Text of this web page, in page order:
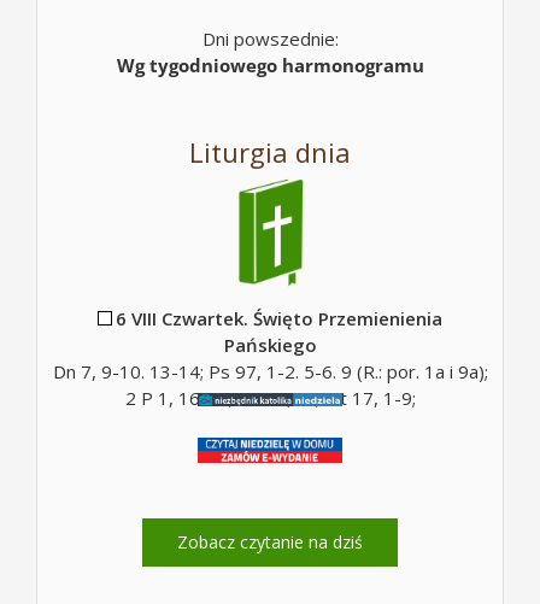
Dni powszednie:
Wg tygodniowego harmonogramu
Liturgia dnia
6 VIII Czwartek. Święto Przemienienia
Pańskiego
Dn 7, 9-10. 13-14; Ps 97, 1-2. 5-6. 9 (R.: por. 1a i 9a);
2 P 1, 16-19; Mt 17, 5c; Mt 17, 1-9;
Zobacz czytanie na dziś